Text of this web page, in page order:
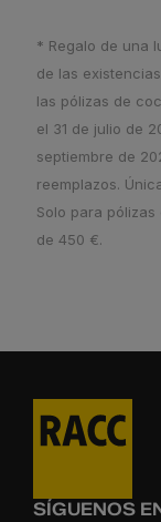
* Regalo de una
de las
las pólizas de
el 31 de julio de
septiembre de
reemplazos.
Solo para
de 450 €.
SÍGUENOS